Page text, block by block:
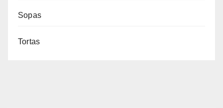
Sopas
Tortas